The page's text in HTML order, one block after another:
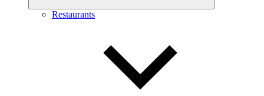
Restaurants